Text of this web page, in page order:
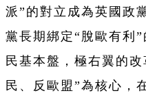
派”的對立成為英國政
黨長期綁定“脫歐有利
民基本盤，極右翼的
民、反歐盟”為核心，